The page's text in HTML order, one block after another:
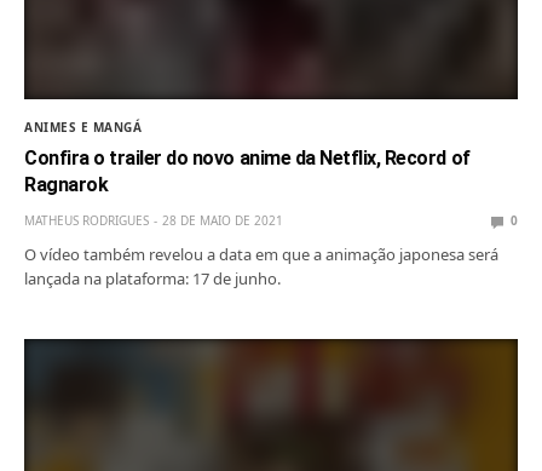
ANIMES E MANGÁ
Confira o trailer do novo anime da Netflix, Record of
Ragnarok
MATHEUS RODRIGUES 28 DE MAIO DE 2021 0
O vídeo também revelou a data em que a animação japonesa será
lançada na plataforma: 17 de junho.